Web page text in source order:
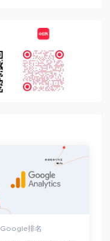
Google排名